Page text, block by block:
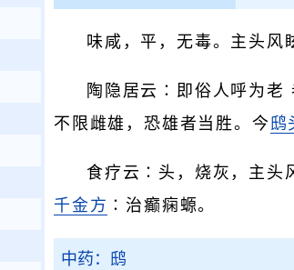
味咸，平，无毒。主头风
陶隐居云∶即俗人呼为老
不限雌雄，恐雄者当胜。今 鸱
食疗云∶头，烧灰，主头
千金方 ∶治癫痫螈。
中药：鸱